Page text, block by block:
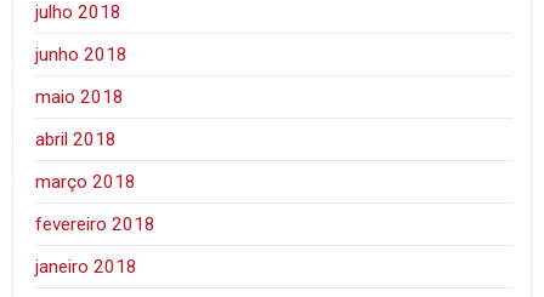
julho 2018
junho 2018
maio 2018
abril 2018
março 2018
fevereiro 2018
janeiro 2018